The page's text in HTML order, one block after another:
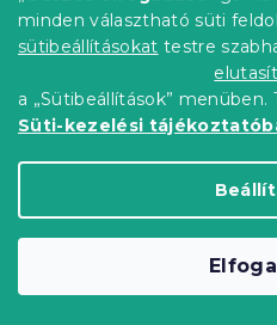
minden választható süti
sütibeállításokat testre
a „Sütibeállítások”
Süti-kezelési
e
i
Blog
Partnereinknek
Süti